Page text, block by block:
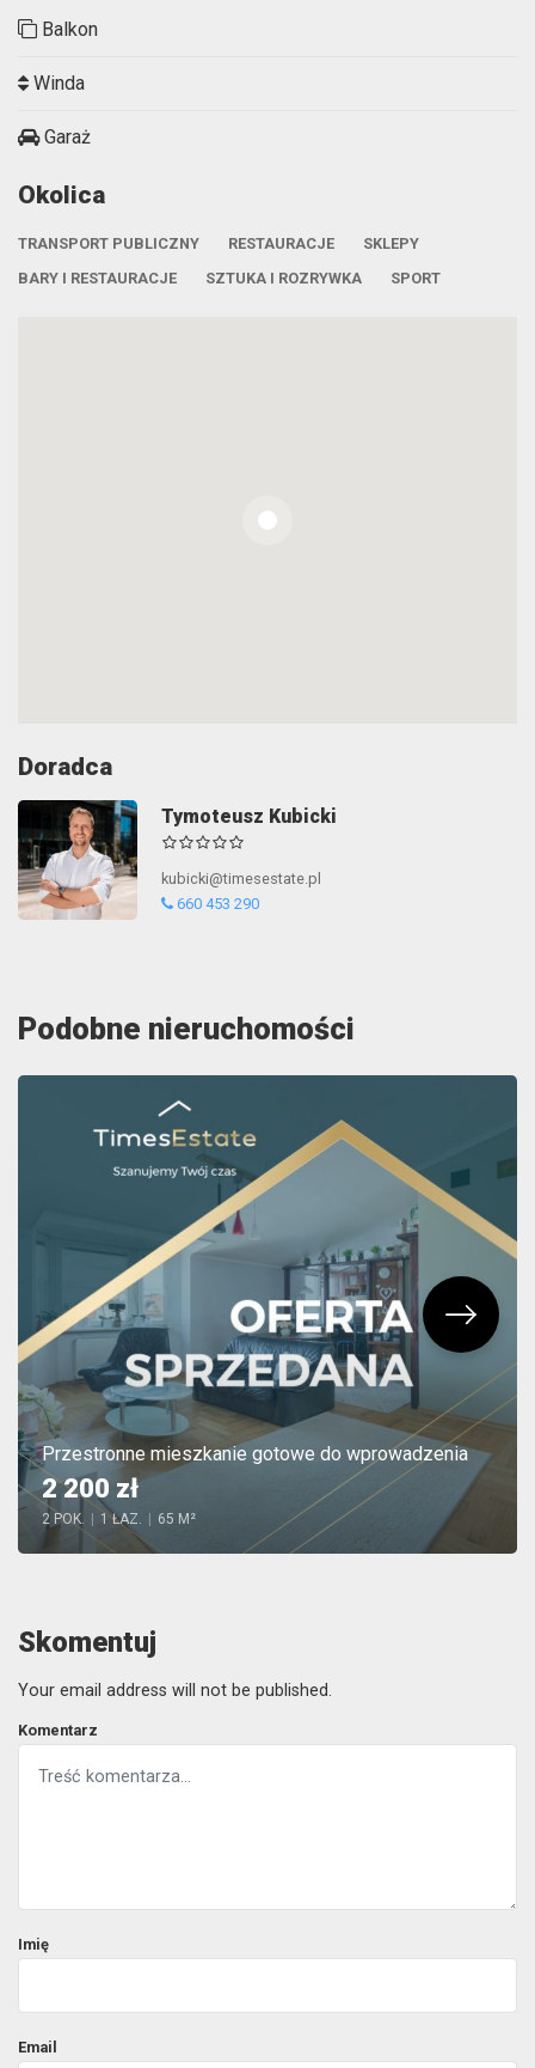
Balkon
Winda
Garaż
Okolica
TRANSPORT PUBLICZNY RESTAURACJE
SKLEPY
BARY I RESTAURACJE
SZTUKA I ROZRYWKA SPORT
Doradca
Tymoteusz Kubicki
kubicki@timesestate.pl
660 453 290
Podobne nieruchomości
Przestronne mieszkanie gotowe do wprowadzenia
2 200 zł
2 POK. 1 ŁAZ. 65 M²
Skomentuj
Your email address will not be published.
Komentarz
Imię
Email